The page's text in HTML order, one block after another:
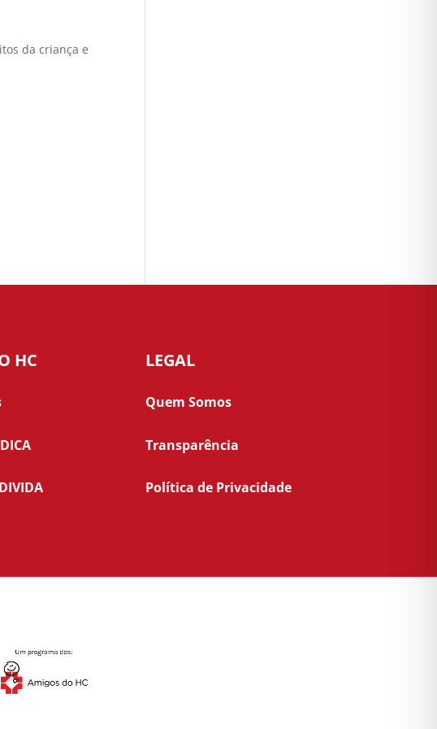
da criança e
HC LEGAL
Quem Somos
Transparência
Política de Privacidade